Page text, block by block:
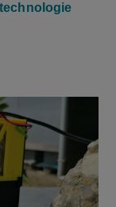
technologie